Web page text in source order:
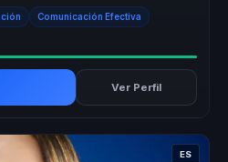
Comunicación Efectiva
Ver Perfil
ES